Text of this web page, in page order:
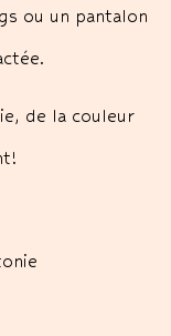
ou un pantalon
de la couleur